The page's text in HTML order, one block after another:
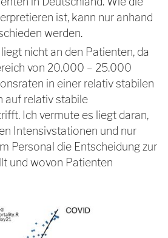
ist, kann nur anhand
werden.
liegt nicht an den Patienten, da
von 20.000 – 25.000
in einer relativ stabilen
auf relativ stabile
Ich vermute es liegt daran,
Intensivstationen und nur
Personal die Entscheidung zur
und wovon Patienten